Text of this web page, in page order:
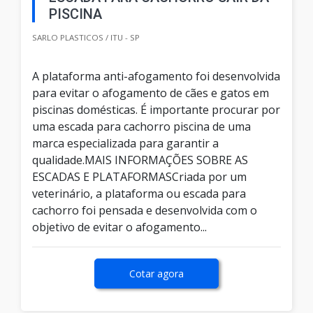
PISCINA
SARLO PLASTICOS / ITU - SP
A plataforma anti-afogamento foi desenvolvida
para evitar o afogamento de cães e gatos em
piscinas domésticas. É importante procurar por
uma escada para cachorro piscina de uma
marca especializada para garantir a
qualidade.MAIS INFORMAÇÕES SOBRE AS
ESCADAS E PLATAFORMASCriada por um
veterinário, a plataforma ou escada para
cachorro foi pensada e desenvolvida com o
objetivo de evitar o afogamento...
Cotar agora